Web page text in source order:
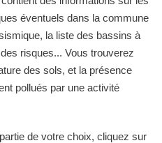
éventuels dans la commune
la liste des bassins à
risques... Vous trouverez
des sols, et la présence
pollués par une activité
de votre choix, cliquez sur